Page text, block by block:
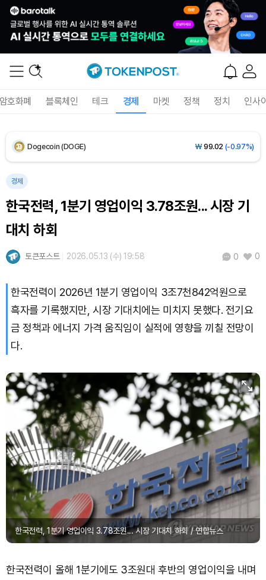
호화폐 블록체인 테크 경제 마켓 정책 정치 인사
XRP (XRP) 1,462(-0.43%)
Dogecoin (DOGE) ₩ 99.02 (-0.97%)
경제
한국전력, 1분기 영업이익 3.78조원... 시장 기
대치 하회
토큰포스트 2026.05.13 (수) 19:58 0 0
한국전력이 2026년 1분기 영업이익 3조7천842억원으로
흑자를 기록했지만, 시장 기대치에는 미치지 못했다. 전기요
금 정책과 에너지 가격 움직임이 실적에 영향을 끼칠 전망이
다.
한국전력, 1분기 영업이익 3.78조원... 시장 기대치 하회 / 연합뉴스
한국전력이 올해 1분기에도 3조원대 후반의 영업이익을 내며